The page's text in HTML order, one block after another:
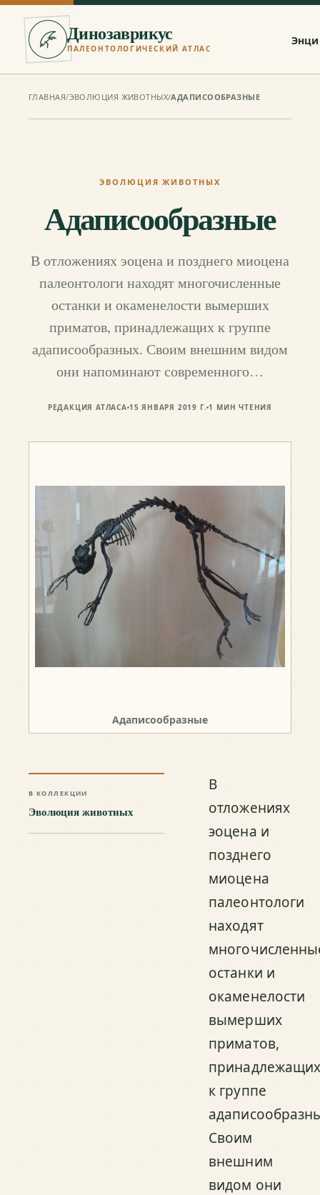
Динозаврикус
ПАЛЕОНТОЛОГИЧЕСКИЙ АТЛАС
ГЛАВНАЯ/ЭВОЛЮЦИЯ ЖИВОТНЫХ/АДАПИСООБРАЗНЫЕ
ЭВОЛЮЦИЯ ЖИВОТНЫХ
Адаписообразные
В отложениях эоцена и позднего миоцена
палеонтологи находят многочисленные
останки и окаменелости вымерших
приматов, принадлежащих к группе
адаписообразных. Своим внешним видом
они напоминают современного…
РЕДАКЦИЯ АТЛАСА 15 ЯНВАРЯ 2019 Г. 1 МИН ЧТЕНИЯ
Адаписообразные
В КОЛЛЕКЦИИ
Эволюция животных
В
отложениях
эоцена и
позднего
миоцена
палеонтологи
находят
останки и
окаменелости
вымерших
приматов,
к группе
Своим
внешним
видом они